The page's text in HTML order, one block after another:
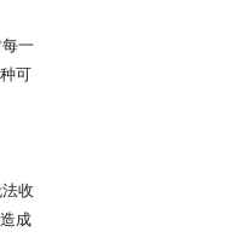
一
可
收
成